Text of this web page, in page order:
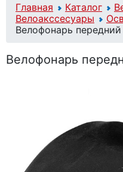
Главная Каталог
Велоакссесуары
Велофонарь передний
Велофонарь